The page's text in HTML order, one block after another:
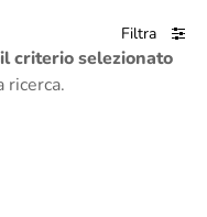
Filtra
criterio selezionato
ricerca.